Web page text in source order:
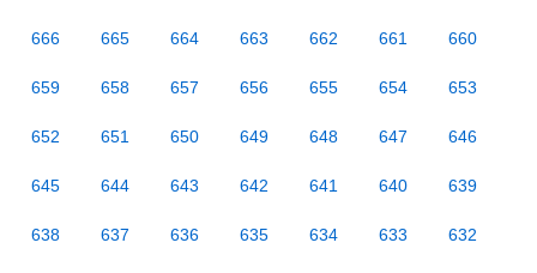
666 665 664 663 662 661 660
659 658 657 656 655 654 653
652 651 650 649 648 647 646
645 644 643 642 641 640 639
638 637 636 635 634 633 632